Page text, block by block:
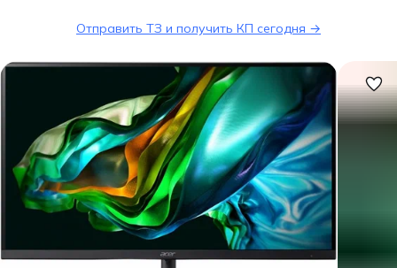
Отправить ТЗ и получить КП сегодня →